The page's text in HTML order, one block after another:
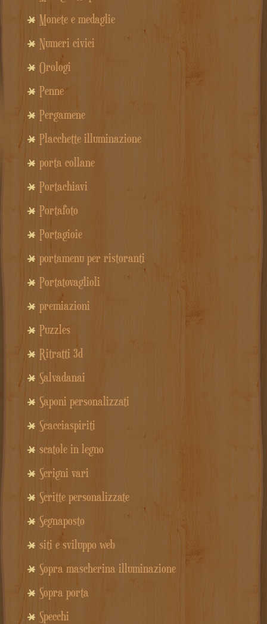
Monete e medaglie
Numeri civici
Orologi
Penne
Pergamene
Placchette illuminazione
porta collane
Portachiavi
Portafoto
Portagioie
portamenu per ristoranti
Portatovaglioli
premiazioni
Puzzles
Ritratti 3d
Salvadanai
Saponi personalizzati
Scacciaspiriti
scatole in legno
Scrigni vari
Scritte personalizzate
Segnaposto
siti e sviluppo web
Sopra mascherina illuminazione
Sopra porta
Specchi